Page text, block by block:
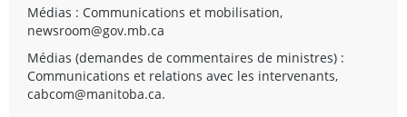
Médias : Communications et mobilisation,
newsroom@gov.mb.ca
Médias (demandes de commentaires de ministres) :
Communications et relations avec les intervenants,
cabcom@manitoba.ca.